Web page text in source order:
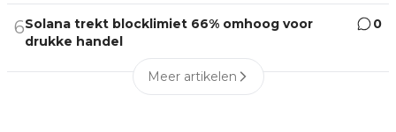
6Solana trekt blocklimiet 66% omhoog voor
drukke handel
0
Meer artikelen